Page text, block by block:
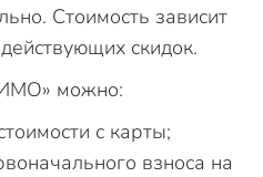
Стоимость зависит
скидок.
можно:
с карты;
взноса на